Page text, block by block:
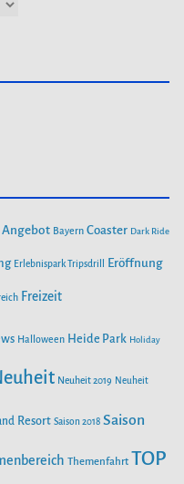
Angebot Bayern Coaster Dark Ride
Erlebnispark Tripsdrill Eröffnung
Freizeit
Halloween Heide Park Holiday
Neuheit 2019 Neuheit
Resort Saison 2018 Saison
Themenfahrt TOP